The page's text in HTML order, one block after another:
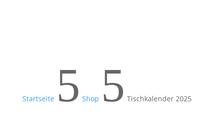
Startseite 5 Shop 5 Tischkalender 2025